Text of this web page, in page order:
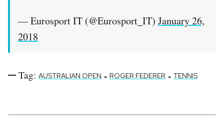
— Eurosport IT (@Eurosport_IT) January 26,
2018
Tag: AUSTRALIAN OPEN - ROGER FEDERER - TENNIS